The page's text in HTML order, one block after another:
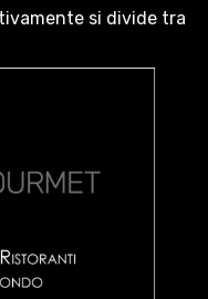
si divide tra